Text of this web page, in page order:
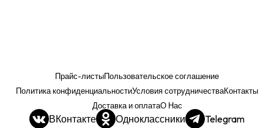
Прайс-листыПользовательское соглашение
Политика конфиденциальностиУсловия сотрудничестваКонтакты
Доставка и оплатаО Нас
ВКонтакте Одноклассники Telegram